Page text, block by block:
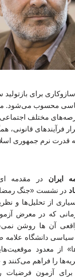
برای بازتولید
محسوب می‌شود.
مختلف
فرآیندهای قانونی،
قدرت نرم جمهوری
ایران در مقدمه
در نشست «جنگ
از تحلیل‌ها و
که در معرض
واقعی آن ها روشن
دانشگاه علامه
از معدود
را فراهم می‌کنند و
برای آزمون فرضیات